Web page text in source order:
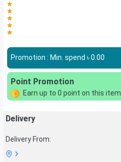
Promotion : Min. spend ৳0.00
Point Promotion
Earn up to 0 point on this item
Delivery
Delivery From: